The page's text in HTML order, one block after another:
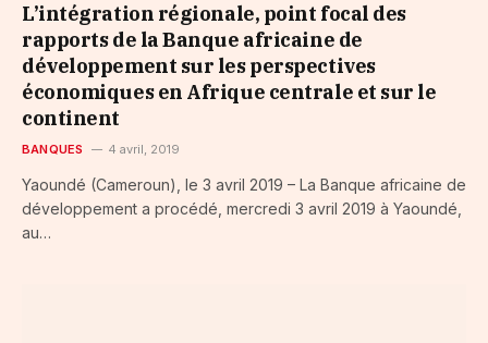
L’intégration régionale, point focal des
rapports de la Banque africaine de
développement sur les perspectives
économiques en Afrique centrale et sur le
continent
BANQUES 4 avril, 2019
Yaoundé (Cameroun), le 3 avril 2019 – La Banque africaine de
développement a procédé, mercredi 3 avril 2019 à Yaoundé,
au…